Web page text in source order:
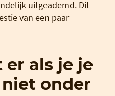
uitgeademd. Dit
van een paar
als je je
onder